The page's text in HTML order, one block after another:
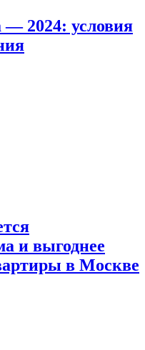
— 2024: условия
и выгоднее
в Москве